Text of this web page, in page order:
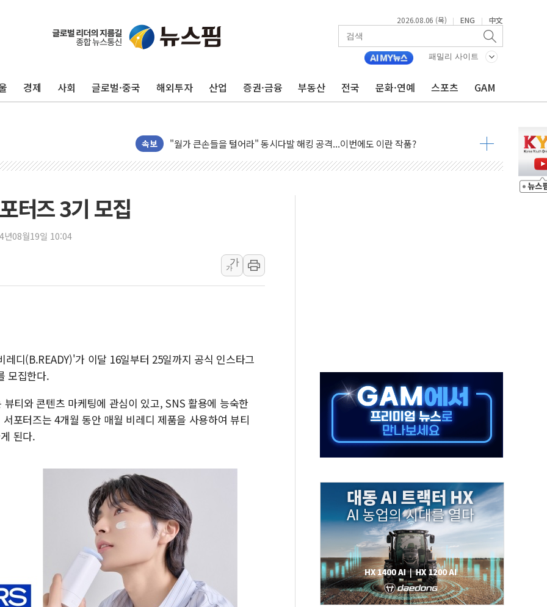
2026.08.06 (목) | ENG | 中文
패밀리 사이트
경제 사회 글로벌·중국 해외투자 산업 증권·금융 부동산 전국 문화·연예 스포츠 GAM
속보
현대리바트, '2026 코리아빌드위크' 참가…리모델링 상담 제공
[K메이커] 코셔에서 할랄까지…대상, 종가가 넘은 건 국경 아닌 '식문화 장벽'
흥국자산운용, 코스닥 성장주 담은 채권혼합 펀드 2종 출시
외국인 돌아왔지만 …'삼전·하이닉스'는 사고 급등주는 팔았다
미래에셋자산운용 "변동성 커진 AI 반도체, 메모리 넘어 밸류체인 분산 투자해야"
반도체 대형주 급락에 코스피 4%↓…매도 사이드카 발동
더본코리아 홍콩반점, '부산 돼지국밥짬뽕' 2주간 전국 한시 판매
환율 100원 빠지면 현대차 영업익 2.2조 증발...하반기 '환율 역풍' 우려
국내 최대 400MW 규모 해남 태양광발전 '첫삽'…남동발전, 재생에너지 '앞장'
카카오, 'AI 수익화' 내년 상반기부터 본격화
일 안 하고 '초과근무 수당' 챙긴 경찰관 2명 송치
토마토시스템 조길주·이강찬 대표, 자사주 매수
터즈 3기 모집
년08월19일 10:04
가
가
디(B.READY)'가 이달 16일부터 25일까지 공식 인스타그
모집한다.
티와 콘텐츠 마케팅에 관심이 있고, SNS 활용에 능숙한
포터즈는 4개월 동안 매월 비레디 제품을 사용하여 뷰티
된다.